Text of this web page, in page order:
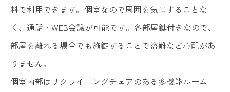
料で利用できます。個室なので周囲を気にすることな
く、通話・WEB会議が可能です。各部屋鍵付きなので、
部屋を離れる場合でも施錠することで盗難など心配があ
りません。
個室内部はリクライニングチェアのある多機能ルーム